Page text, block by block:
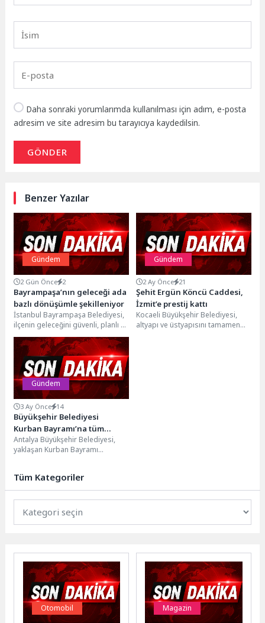
Daha sonraki yorumlarımda kullanılması için adım, e-posta
adresim ve site adresim bu tarayıcıya kaydedilsin.
GÖNDER
Benzer Yazılar
Gündem
2 Gün Önce 2
Bayrampaşa’nın geleceği ada
bazlı dönüşümle şekilleniyor
İstanbul Bayrampaşa Belediyesi,
ilçenin geleceğini güvenli, planlı ve
yaşanabilir bir şehircilik anlayışıyla
şekillendirecek ada bazlı...
Gündem
2 Ay Önce 21
Şehit Ergün Köncü Caddesi,
İzmit’e prestij kattı
Kocaeli Büyükşehir Belediyesi,
altyapı ve üstyapısını tamamen
Gündem
3 Ay Önce 14
Büyükşehir Belediyesi
Kurban Bayramı’na tüm
birimleriyle hazır
Antalya Büyükşehir Belediyesi,
yaklaşan Kurban Bayramı
bayram...
Tüm Kategoriler
Otomobil Magazin